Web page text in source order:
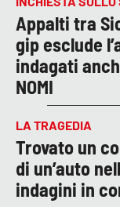
Appalti tra
gip esclude
indagati
NOMI
LA TRAGEDIA
Trovato un
di un’auto
indagini in